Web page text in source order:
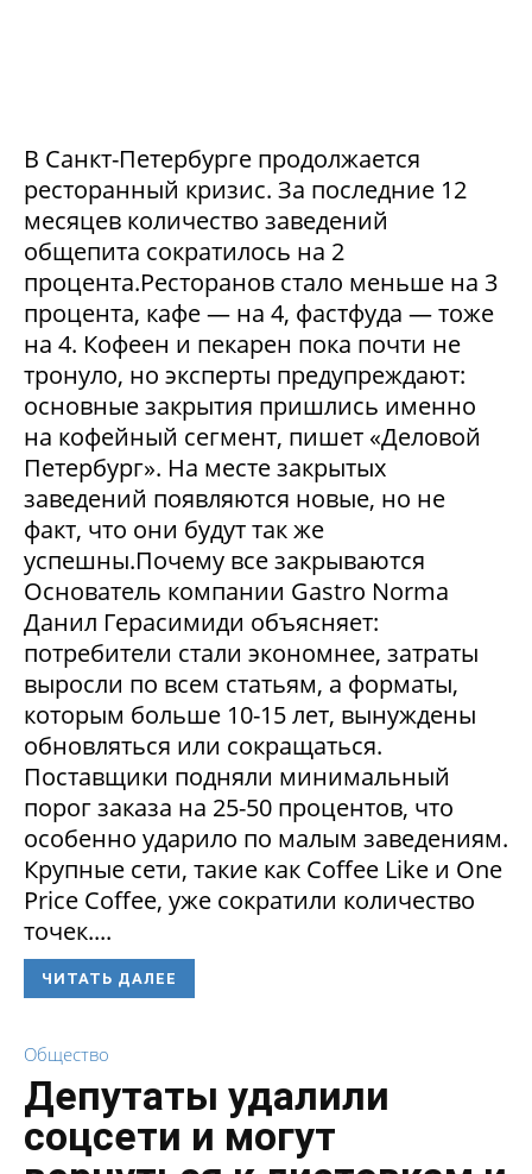
В Санкт-Петербурге продолжается
ресторанный кризис. За последние 12
месяцев количество заведений
общепита сократилось на 2
процента.Ресторанов стало меньше на 3
процента, кафе — на 4, фастфуда — тоже
на 4. Кофеен и пекарен пока почти не
тронуло, но эксперты предупреждают:
основные закрытия пришлись именно
на кофейный сегмент, пишет «Деловой
Петербург». На месте закрытых
заведений появляются новые, но не
факт, что они будут так же
успешны.Почему все закрываются
Основатель компании Gastro Norma
Данил Герасимиди объясняет:
потребители стали экономнее, затраты
выросли по всем статьям, а форматы,
которым больше 10-15 лет, вынуждены
обновляться или сокращаться.
Поставщики подняли минимальный
порог заказа на 25-50 процентов, что
особенно ударило по малым заведениям.
Крупные сети, такие как Coffee Like и One
Price Coffee, уже сократили количество
точек....
ЧИТАТЬ ДАЛЕЕ
Общество
Депутаты удалили
соцсети и могут